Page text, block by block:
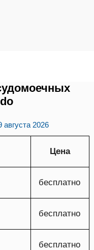
августа 2026
Цена
бесплатно
бесплатно
бесплатно